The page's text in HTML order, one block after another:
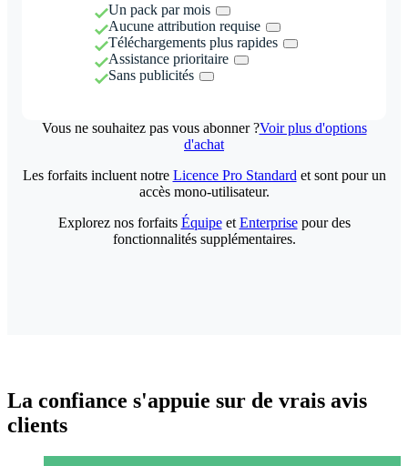
Un pack par mois
Aucune attribution requise
Téléchargements plus rapides
Assistance prioritaire
Sans publicités
Vous ne souhaitez pas vous abonner ?Voir plus d'options
d'achat
Les forfaits incluent notre Licence Pro Standard et sont pour un
accès mono-utilisateur.
Explorez nos forfaits Équipeet Enterprisepour des
fonctionnalités supplémentaires.
La confiance s'appuie sur de vrais avis
clients